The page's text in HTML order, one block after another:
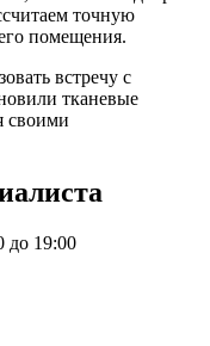
точную
помещения.
встречу с
тканевые
своими
до 19:00